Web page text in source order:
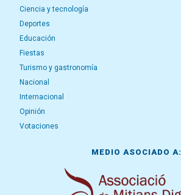
Ciencia y tecnología
Deportes
Educación
Fiestas
Turismo y gastronomía
Nacional
Internacional
Opinión
Votaciones
MEDIO ASOCIADO A: